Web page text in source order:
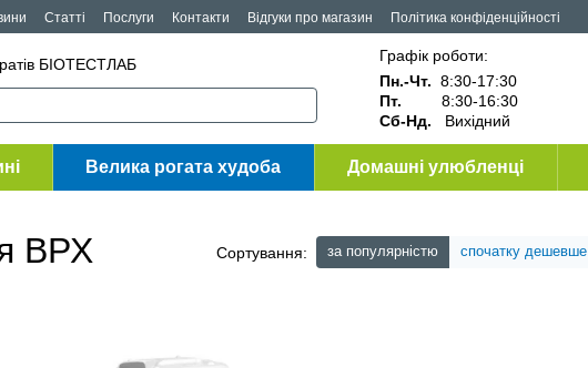
Статті Послуги Контакти Відгуки про магазин
Політика конфіденційності
БІОТЕСТЛАБ
Графік роботи:
Пн.-Чт. 8:30-17:30
Пт.
8:30-16:30
Сб-Нд. Вихідний
Велика рогата худоба Домашні улюбленці
ВРХ Сортування: за популярністю спочатку дешевше